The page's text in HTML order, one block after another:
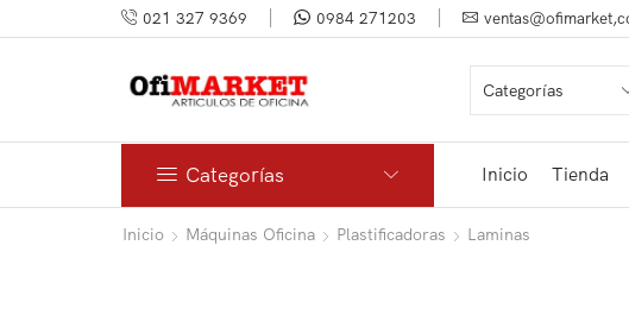
021 327 9369 0984 271203
Categorías Inicio Tienda
Inicio Máquinas Oficina Plastificadoras Laminas